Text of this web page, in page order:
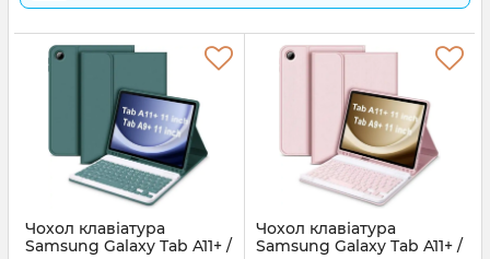
Чохол клавіатура
Samsung Galaxy Tab A11+ /
Чохол клавіатура
Samsung Galaxy Tab A11+ /